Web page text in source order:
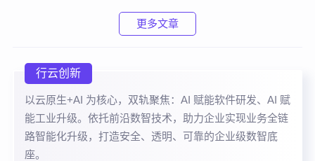
更多文章
行云创新
以云原生+AI 为核心，双轨聚焦：AI 赋能软件研发、AI 赋
能工业升级。依托前沿数智技术，助力企业实现业务全链
路智能化升级，打造安全、透明、可靠的企业级数智底
座。